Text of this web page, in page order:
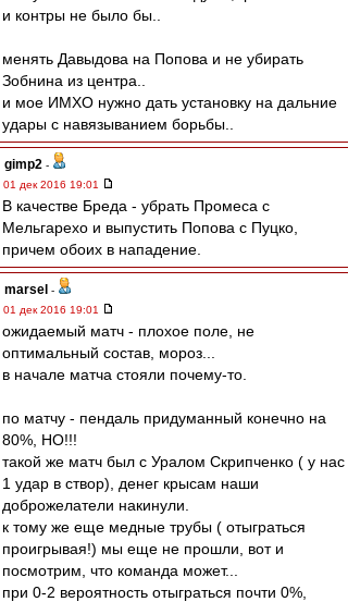
и контры не было бы..
менять Давыдова на Попова и не убирать
Зобнина из центра..
и мое ИМХО нужно дать установку на дальние
удары с навязыванием борьбы..
gimp2 -
01 дек 2016 19:01
В качестве Бреда - убрать Промеса с
Мельгарехо и выпустить Попова с Пуцко,
причем обоих в нападение.
marsel -
01 дек 2016 19:01
ожидаемый матч - плохое поле, не
оптимальный состав, мороз...
в начале матча стояли почему-то.
по матчу - пендаль придуманный конечно на
80%, НО!!!
такой же матч был с Уралом Скрипченко ( у нас
1 удар в створ), денег крысам наши
доброжелатели накинули.
к тому же еще медные трубы ( отыграться
проигрывая!) мы еще не прошли, вот и
посмотрим, что команда может...
при 0-2 вероятность отыграться почти 0%,